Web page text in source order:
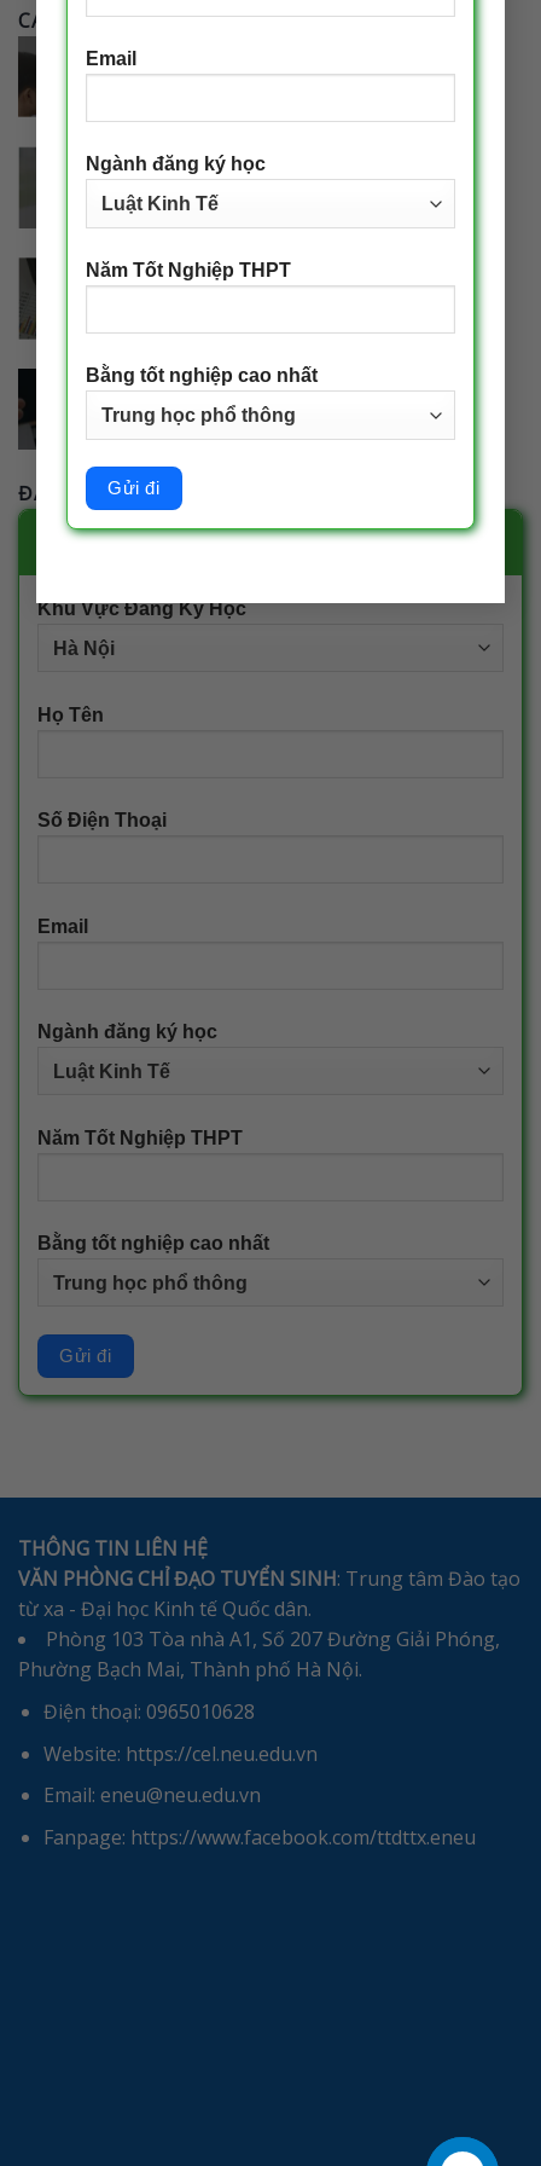
Email
Ngành đăng ký học
Năm Tốt Nghiệp THPT
Bằng tốt nghiệp cao nhất
CÁC NGÀNH ĐÀO TẠO
ĐĂNG KÝ TƯ VẤN
ĐĂNG KÝ NHẬN TƯ VẤN
Khu Vực Đăng Ký Học
Họ Tên
Số Điện Thoại
Email
Ngành đăng ký học
Năm Tốt Nghiệp THPT
Bằng tốt nghiệp cao nhất
THÔNG TIN LIÊN HỆ
VĂN PHÒNG CHỈ ĐẠO TUYỂN SINH: Trung tâm Đào tạo
từ xa - Đại học Kinh tế Quốc dân.
Phòng 103 Tòa nhà A1, Số 207 Đường Giải Phóng,
Phường Bạch Mai, Thành phố Hà Nội.
Điện thoại: 0965010628
Website: https://cel.neu.edu.vn
Email: eneu@neu.edu.vn
Fanpage: https://www.facebook.com/ttdttx.eneu